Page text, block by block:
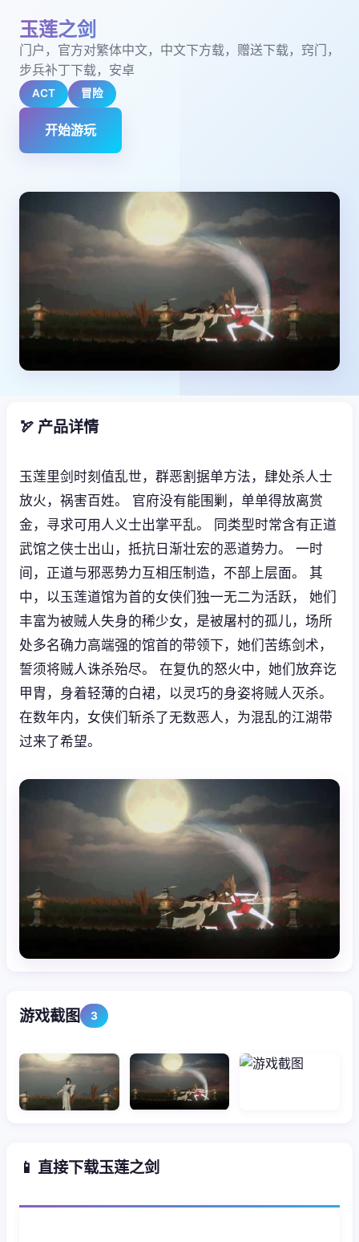
玉莲之剑
门户，官方对繁体中文，中文下方载，赠送下载，窍门，
步兵补丁下载，安卓
ACT 冒险
开始游玩
🏹 产品详情
玉莲里剑时刻值乱世，群恶割据单方法，肆处杀人士
放火，祸害百姓。 官府没有能围剿，单单得放离赏
金，寻求可用人义士出掌平乱。 同类型时常含有正道
武馆之侠士出山，抵抗日渐壮宏的恶道势力。 一时
间，正道与邪恶势力互相压制造，不部上层面。 其
中，以玉莲道馆为首的女侠们独一无二为活跃， 她们
丰富为被贼人失身的稀少女，是被屠村的孤儿，场所
处多名确力高端强的馆首的带领下，她们苦练剑术，
誓须将贼人诛杀殆尽。 在复仇的怒火中，她们放弃讫
甲胄，身着轻薄的白裙，以灵巧的身姿将贼人灭杀。
在数年内，女侠们斩杀了无数恶人，为混乱的江湖带
过来了希望。
游戏截图 3
📱 直接下载玉莲之剑